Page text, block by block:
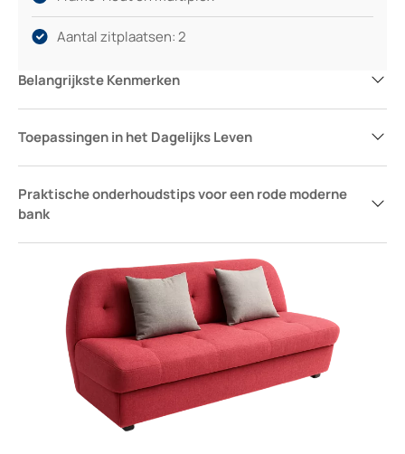
Aantal zitplaatsen: 2
Belangrijkste Kenmerken
Toepassingen in het Dagelijks Leven
Praktische onderhoudstips voor een rode moderne
bank